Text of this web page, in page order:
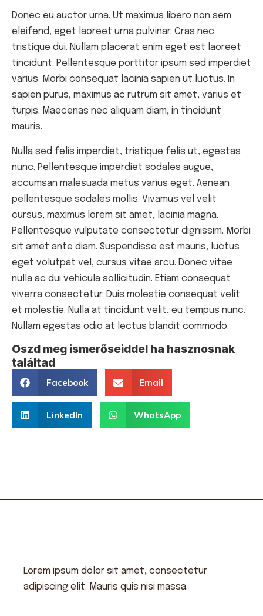
Donec eu auctor urna. Ut maximus libero non sem
eleifend, eget laoreet urna pulvinar. Cras nec
tristique dui. Nullam placerat enim eget est laoreet
tincidunt. Pellentesque porttitor ipsum sed imperdiet
varius. Morbi consequat lacinia sapien ut luctus. In
sapien purus, maximus ac rutrum sit amet, varius et
turpis. Maecenas nec aliquam diam, in tincidunt
mauris.
Nulla sed felis imperdiet, tristique felis ut, egestas
nunc. Pellentesque imperdiet sodales augue,
accumsan malesuada metus varius eget. Aenean
pellentesque sodales mollis. Vivamus vel velit
cursus, maximus lorem sit amet, lacinia magna.
Pellentesque vulputate consectetur dignissim. Morbi
sit amet ante diam. Suspendisse est mauris, luctus
eget volutpat vel, cursus vitae arcu. Donec vitae
nulla ac dui vehicula sollicitudin. Etiam consequat
viverra consectetur. Duis molestie consequat velit
et molestie. Nulla at tincidunt velit, eu tempus nunc.
Nullam egestas odio at lectus blandit commodo.
Oszd meg ismerőseiddel ha hasznosnak
találtad
Facebook Email
LinkedIn WhatsApp
Lorem ipsum dolor sit amet, consectetur
adipiscing elit. Mauris quis nisi massa.